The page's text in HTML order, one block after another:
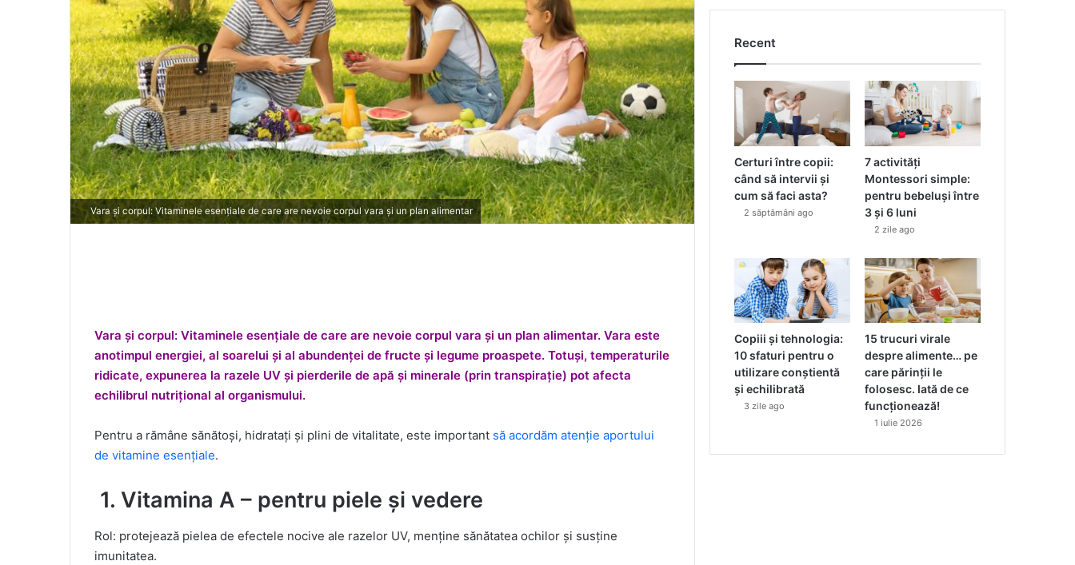
Vara și corpul: Vitaminele esențiale de care are nevoie corpul vara și un plan alimentar
Vara și corpul: Vitaminele esențiale de care are nevoie corpul vara și un plan alimentar. Vara este
anotimpul energiei, al soarelui și al abundenței de fructe și legume proaspete. Totuși, temperaturile
ridicate, expunerea la razele UV și pierderile de apă și minerale (prin transpirație) pot afecta
echilibrul nutrițional al organismului.
Pentru a rămâne sănătoși, hidratați și plini de vitalitate, este important să acordăm atenție aportului
de vitamine esențiale.
1. Vitamina A – pentru piele și vedere
Rol: protejează pielea de efectele nocive ale razelor UV, menține sănătatea ochilor și susține
imunitatea.
Recent
Certuri între copii:
când să intervii și
cum să faci asta?
2 săptămâni ago
7 activități
Montessori simple:
pentru bebeluși între
3 și 6 luni
2 zile ago
Copiii și tehnologia:
10 sfaturi pentru o
utilizare conștientă
și echilibrată
3 zile ago
15 trucuri virale
despre alimente… pe
care părinții le
folosesc. Iată de ce
funcționează!
1 iulie 2026